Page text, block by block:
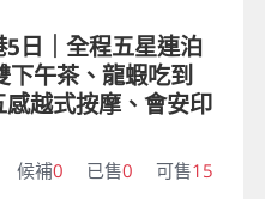
日｜全程五星連泊
午茶、龍蝦吃到
越式按摩、會安印
候補0 已售0 可售15